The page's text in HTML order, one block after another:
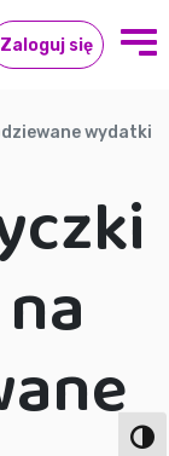
Zaloguj się
wydatki